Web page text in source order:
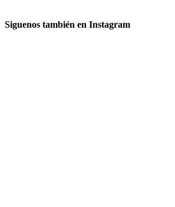
Siguenos también en Instagram